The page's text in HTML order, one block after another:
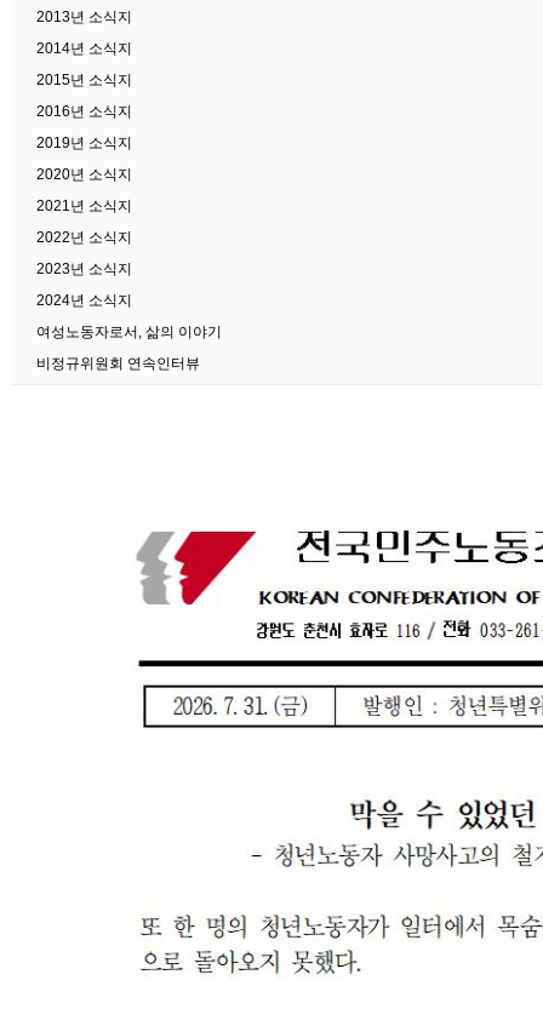
2013년 소식지
2014년 소식지
2015년 소식지
2016년 소식지
2019년 소식지
2020년 소식지
2021년 소식지
2022년 소식지
2023년 소식지
2024년 소식지
여성노동자로서, 삶의 이야기
비정규위원회 연속인터뷰